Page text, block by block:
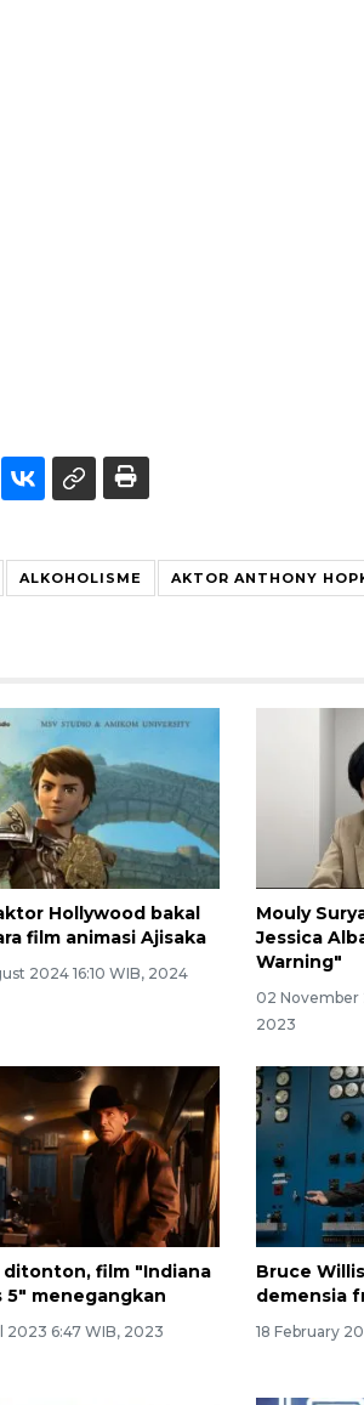
ALKOHOLISME AKTOR ANTHONY
Hollywood bakal
film animasi Ajisaka
2024 16:10 WIB, 2024
Mouly
Jessica
Warning"
02 November
2023
ditonton, film "Indiana
5" menegangkan
2023 6:47 WIB, 2023
Bruce
demensia
18 February
BPJS
perkuat sinergi
ANTARA Biro
03 August 2026 17:24